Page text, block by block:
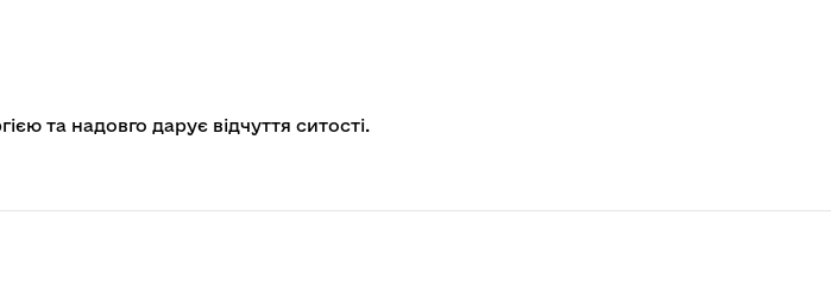
та надовго дарує відчуття ситості.